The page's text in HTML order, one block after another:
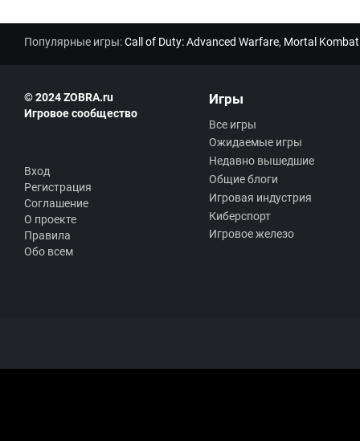
Популярные игры:Call of Duty: Advanced Warfare, Mortal
© 2024 ZOBRA.ru
Игровое сообщество
Вход
Регистрация
Соглашение
О проекте
Правила
Обо всем
Игры
Все игры
Ожидаемые игры
Недавно вышедшие
Общие блоги
Игровая индустрия
Киберспорт
Игровое железо